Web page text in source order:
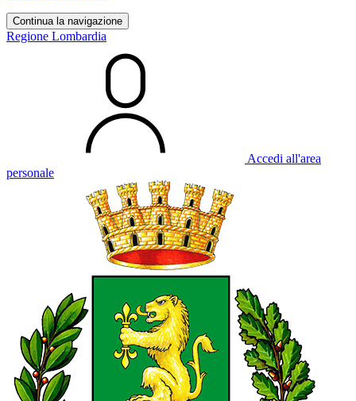
Continua la navigazione
Regione Lombardia
Accedi all'area
personale